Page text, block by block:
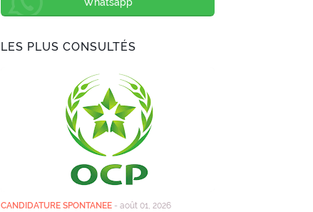
LES PLUS CONSULTÉS
CANDIDATURE SPONTANEE - août 01, 2026